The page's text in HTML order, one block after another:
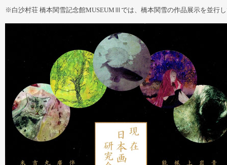
※白沙村荘 橋本関雪記念館MUSEUMⅢでは、橋本関雪の作品展示を並行